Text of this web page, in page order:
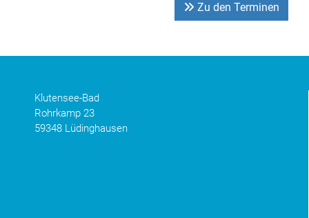
Zu den Terminen
Klutensee-Bad
Rohrkamp 23
59348 Lüdinghausen